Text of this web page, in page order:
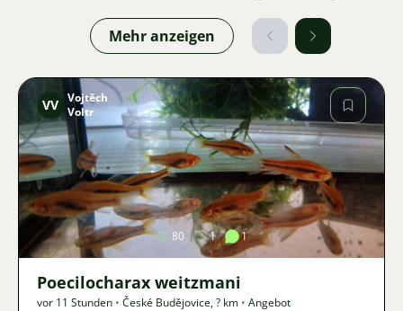
Mehr anzeigen
Bild
VV Vojtěch
Voltr
80 1 1
Poecilocharax weitzmani
vor 11 Stunden • České Budějovice,? km • Angebot